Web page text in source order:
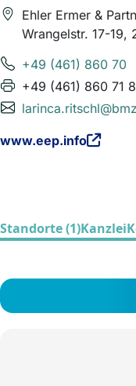
Ehler Ermer &
Wrangelstr. 17-19,
+49 (461) 860 70
+49 (461) 860 71
www.eep.info
Standorte (1)Kanzlei